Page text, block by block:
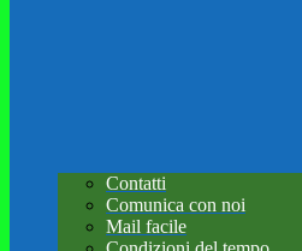
Contatti
Comunica con noi
Mail facile